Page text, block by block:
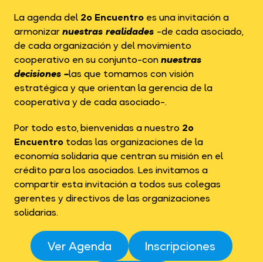
La agenda del2º Encuentroes una invitación a
armonizarnuestras realidades -de cada asociado,
de cada organización y del movimiento
cooperativo en su conjunto-connuestras
decisiones –las que tomamos con visión
estratégica y que orientan la gerencia de la
cooperativa y de cada asociado-.
Por todo esto, bienvenidas a nuestro 2º
Encuentrotodas las organizaciones de la
economía solidaria que centran su misión en el
crédito para los asociados. Les invitamos a
compartir esta invitación a todos sus colegas
gerentes y directivos de las organizaciones
solidarias.
Ver Agenda
Inscripciones